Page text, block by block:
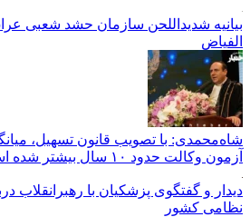
بیانیه شدیداللحن سازمان حشد شعبی
الفیاض
شاه‌محمدی: با تصویب قانون تسهیل،
آزمون وکالت حدود ۱۰ سال بیشتر شده است
دیدار و گفتگوی پزشکیان با رهبرانقلاب
نظامی کشور